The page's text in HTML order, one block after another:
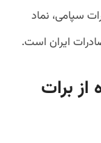
سپامی، نماد
ایران است.
برات